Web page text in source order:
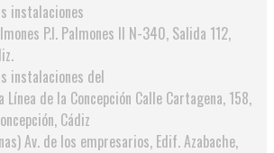
instalaciones
P.I. Palmones II N-340, Salida 112,
instalaciones del
de la Concepción Calle Cartagena, 158,
Cádiz
Av. de los empresarios, Edif. Azabache,